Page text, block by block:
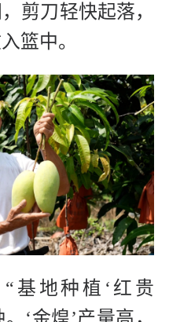
剪刀轻快起落，
篮中。
基地种植‘红贵